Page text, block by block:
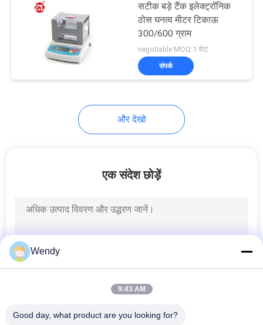
कपड़ा परीक्षण मशीन
केबल परीक्षण मशीन
सटीक बड़े टैंक इलेक्ट्रॉनिक
ठोस घनत्व मीटर टिकाऊ
300/600 ग्राम
negotiable MOQ:1 सेट
संपर्क
और देखो
एक संदेश छोड़ें
Wendy
9:43 AM
Good day, what product are you looking for?